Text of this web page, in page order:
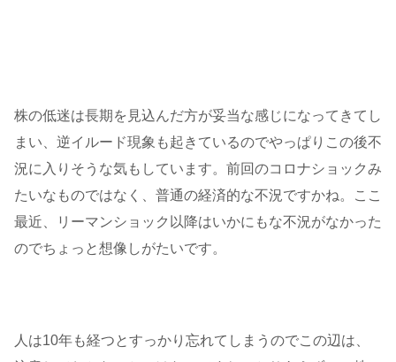
株の低迷は長期を見込んだ方が妥当な感じになってきてし
まい、逆イルード現象も起きているのでやっぱりこの後不
況に入りそうな気もしています。前回のコロナショックみ
たいなものではなく、普通の経済的な不況ですかね。ここ
最近、リーマンショック以降はいかにもな不況がなかった
のでちょっと想像しがたいです。
人は10年も経つとすっかり忘れてしまうのでこの辺は、